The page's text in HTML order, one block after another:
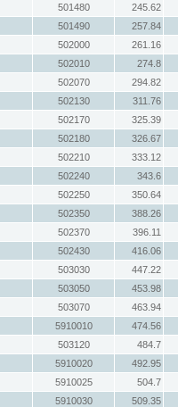
501480
245.62
501490
257.84
502000
261.16
502010
274.8
502070
294.82
502130
311.76
502170
325.39
502180
326.67
502210
333.12
502240
343.6
502250
350.64
502350
388.26
502370
396.11
502430
416.06
503030
447.22
503050
453.98
503070
463.94
5910010
474.56
503120
484.7
5910020
492.95
5910025
504.7
5910030
509.35